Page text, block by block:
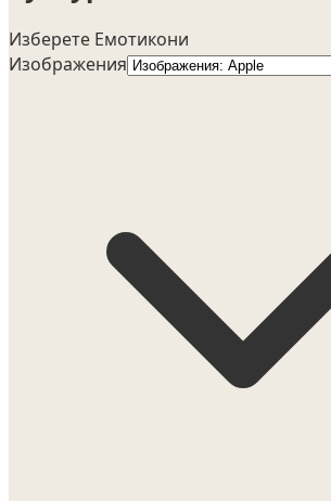
Изберете Емотикони
Изображения